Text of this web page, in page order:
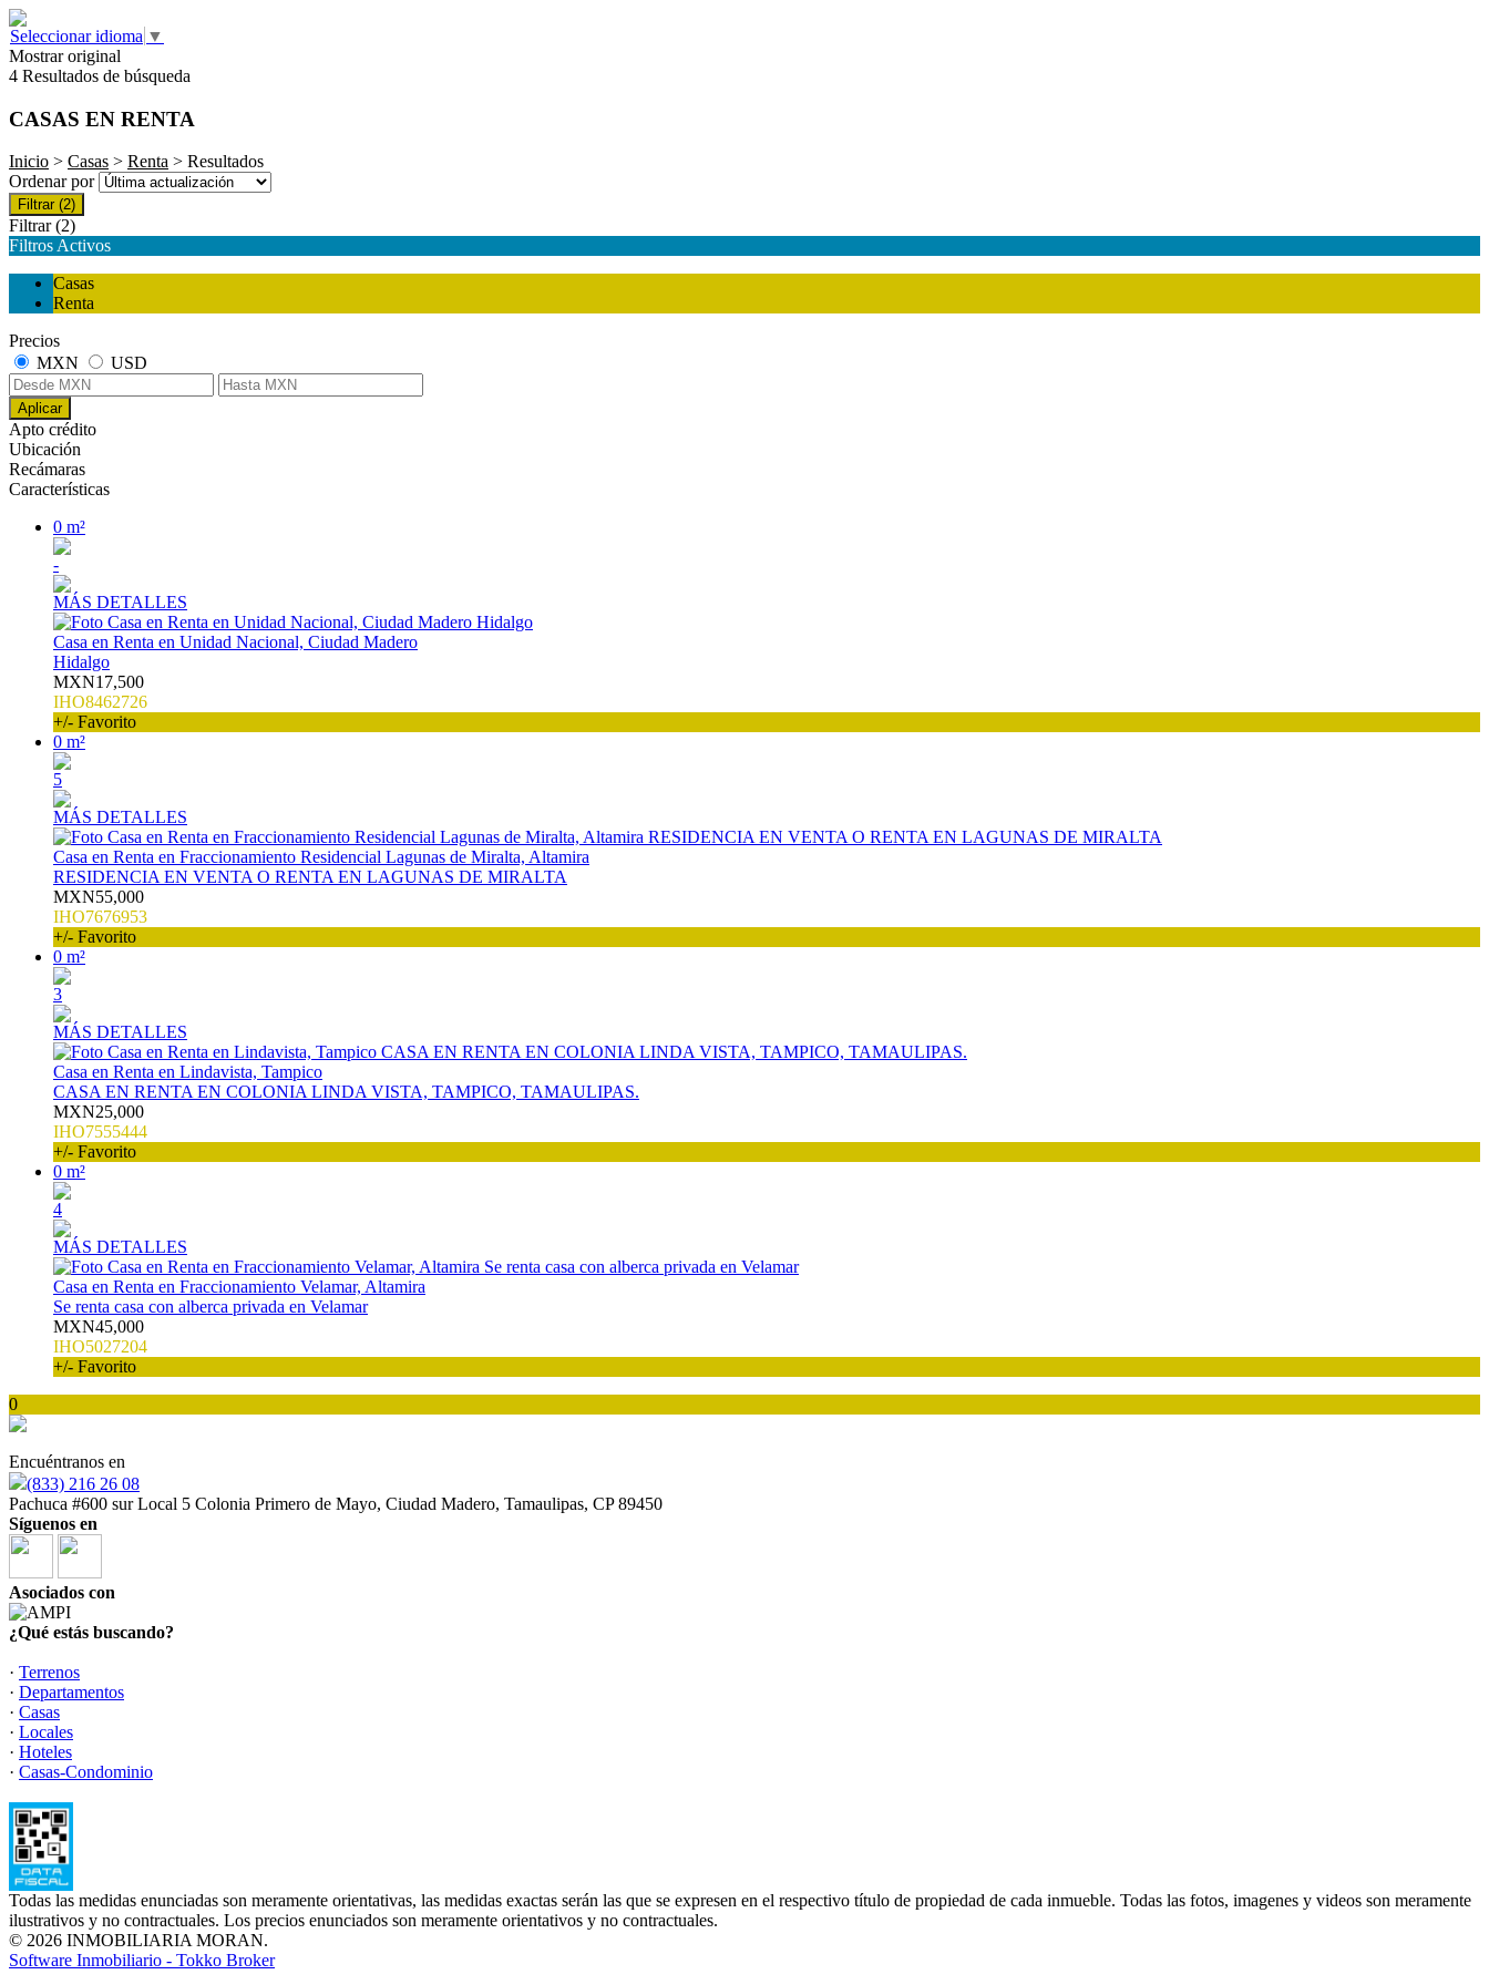
Seleccionar idioma ▼
Mostrar original
4 Resultados de búsqueda
CASAS EN RENTA
Inicio > Casas > Renta > Resultados
Ordenar por
Filtrar (2)
Filtrar (2)
Filtros Activos
Casas
Renta
Precios
MXN
USD
Aplicar
Apto crédito
Ubicación
Recámaras
Características
0 m²
-
MÁS DETALLES
Casa en Renta en Unidad Nacional, Ciudad Madero
Hidalgo
MXN17,500
IHO8462726
+/- Favorito
0 m²
5
MÁS DETALLES
Casa en Renta en Fraccionamiento Residencial Lagunas de Miralta, Altamira
RESIDENCIA EN VENTA O RENTA EN LAGUNAS DE MIRALTA
MXN55,000
IHO7676953
+/- Favorito
0 m²
3
MÁS DETALLES
Casa en Renta en Lindavista, Tampico
CASA EN RENTA EN COLONIA LINDA VISTA, TAMPICO, TAMAULIPAS.
MXN25,000
IHO7555444
+/- Favorito
0 m²
4
MÁS DETALLES
Casa en Renta en Fraccionamiento Velamar, Altamira
Se renta casa con alberca privada en Velamar
MXN45,000
IHO5027204
+/- Favorito
0
Encuéntranos en
(833) 216 26 08
Pachuca #600 sur Local 5 Colonia Primero de Mayo, Ciudad Madero, Tamaulipas, CP 89450
Síguenos en
Asociados con
¿Qué estás buscando?
· Terrenos
· Departamentos
· Casas
· Locales
· Hoteles
· Casas-Condominio
Todas las medidas enunciadas son meramente orientativas, las medidas exactas serán las que se expresen en el respectivo título de propiedad de cada inmueble. Todas las fotos, imagenes y videos son meramente
ilustrativos y no contractuales. Los precios enunciados son meramente orientativos y no contractuales.
© 2026 INMOBILIARIA MORAN.
Software Inmobiliario - Tokko Broker